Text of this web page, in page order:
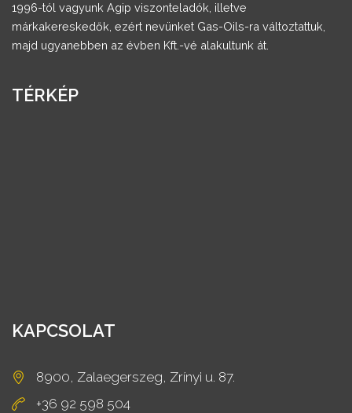
1996-tól vagyunk Agip viszonteladók, illetve
márkakereskedők, ezért nevünket Gas-Oils-ra változtattuk,
majd ugyanebben az évben Kft.-vé alakultunk át.
TÉRKÉP
KAPCSOLAT
8900, Zalaegerszeg, Zrínyi u. 87.
+36 92 598 504